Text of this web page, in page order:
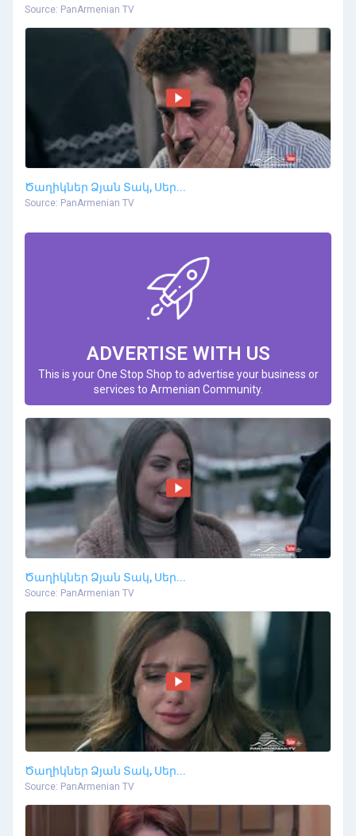
Source: PanArmenian TV
Ծաղիկներ Ձյան Տակ, Սեր...
Source: PanArmenian TV
ADVERTISE WITH US
This is your One Stop Shop to advertise your business or
services to Armenian Community.
Ծաղիկներ Ձյան Տակ, Սեր...
Source: PanArmenian TV
Ծաղիկներ Ձյան Տակ, Սեր...
Source: PanArmenian TV